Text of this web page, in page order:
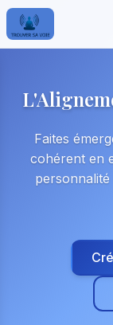
Faites
cohérent en